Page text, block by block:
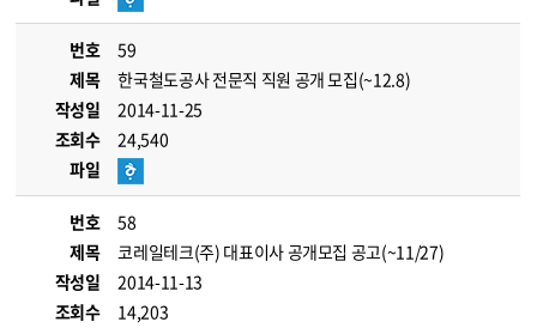
번호
59
제목
한국철도공사 전문직 직원 공개 모집(~12.8)
작성일
2014-11-25
조회수
24,540
파일
번호
58
제목
코레일테크(주) 대표이사 공개모집 공고(~11/27)
작성일
2014-11-13
조회수
14,203